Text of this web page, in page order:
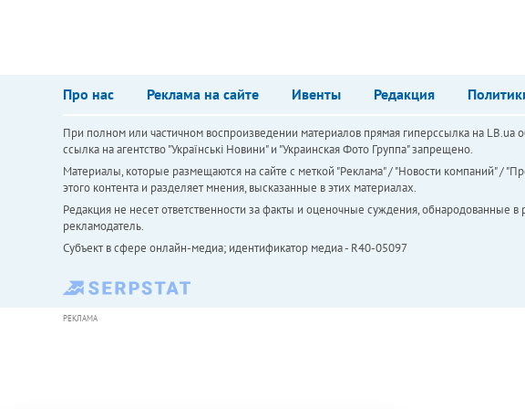
Про нас Реклама на сайте Ивенты Редакция
При полном или частичном воспроизведении материалов прямая гиперссылка на
ссылка на агентство "Українськi Новини" и "Украинская Фото Группа" запрещено.
Материалы, которые размещаются на сайте с меткой "Реклама" / "Новости компаний" /
этого контента и разделяет мнения, высказанные в этих материалах.
Редакция не несет ответственности за факты и оценочные суждения, обнародованные
рекламодатель.
Субъект в сфере онлайн-медиа; идентификатор медиа - R40-05097
РЕКЛАМА